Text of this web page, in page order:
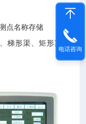
点名称存储
梯形渠、矩形渠流
电话咨询